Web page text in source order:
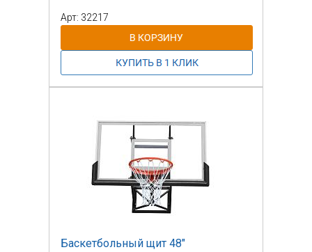
Арт: 32217
Баскетбольный щит 48"